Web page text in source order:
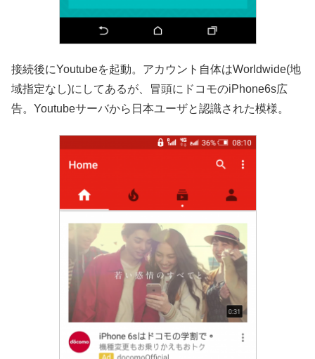
接続後にYoutubeを起動。アカウント自体はWorldwide(地
域指定なし)にしてあるが、冒頭にドコモのiPhone6s広
告。Youtubeサーバから日本ユーザと認識された模様。